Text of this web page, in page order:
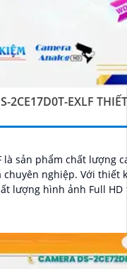
2CE17D0T-EXLF
là sản phẩm chất lượng
Với thiết kế thân
lượng hình ảnh Full HD